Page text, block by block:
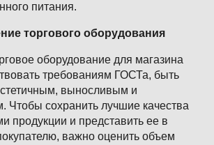
питания.
торгового оборудования
оборудование для магазина
требованиям ГОСТа, быть
выносливым и
Чтобы сохранить лучшие качества
продукции и представить ее в
важно оценить объем